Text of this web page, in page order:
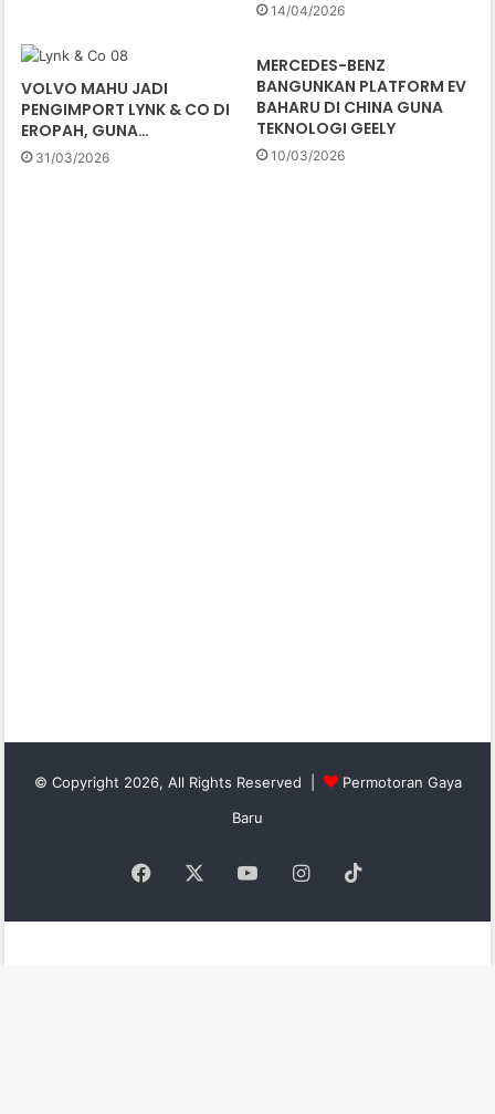
14/04/2026
VOLVO MAHU JADI
PENGIMPORT LYNK & CO DI
EROPAH, GUNA…
31/03/2026
MERCEDES-BENZ
BANGUNKAN PLATFORM EV
BAHARU DI CHINA GUNA
TEKNOLOGI GEELY
10/03/2026
© Copyright 2026, All Rights Reserved |
Permotoran Gaya
Baru
Facebook YouTubeInstagram